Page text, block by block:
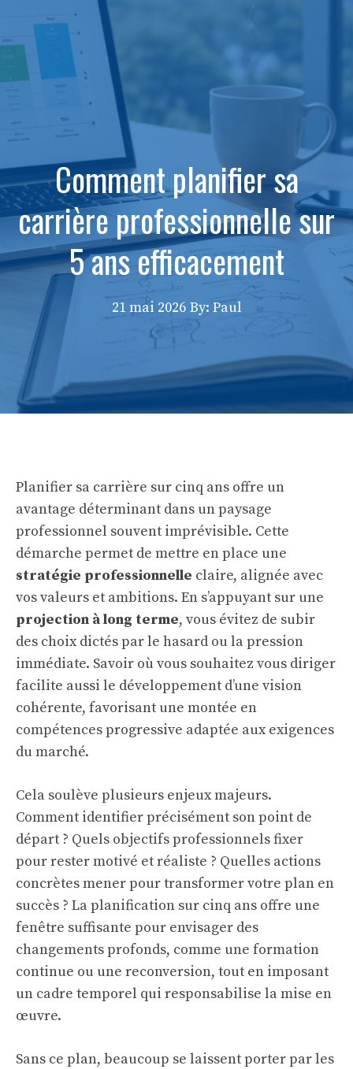
Comment planifier sa
carrière professionnelle sur
5 ans efficacement
21 mai 2026 By: Paul
Planifier sa carrière sur cinq ans offre un
avantage déterminant dans un paysage
professionnel souvent imprévisible. Cette
démarche permet de mettre en place une
stratégie professionnelle claire, alignée avec
vos valeurs et ambitions. En s’appuyant sur une
projection à long terme, vous évitez de subir
des choix dictés par le hasard ou la pression
immédiate. Savoir où vous souhaitez vous diriger
facilite aussi le développement d’une vision
cohérente, favorisant une montée en
compétences progressive adaptée aux exigences
du marché.
Cela soulève plusieurs enjeux majeurs.
Comment identifier précisément son point de
départ ? Quels objectifs professionnels fixer
pour rester motivé et réaliste ? Quelles actions
concrètes mener pour transformer votre plan en
succès ? La planification sur cinq ans offre une
fenêtre suffisante pour envisager des
changements profonds, comme une formation
continue ou une reconversion, tout en imposant
un cadre temporel qui responsabilise la mise en
œuvre.
Sans ce plan, beaucoup se laissent porter par les